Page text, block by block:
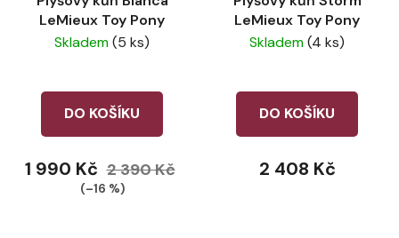
LeMieux Toy Pony
Skladem(5 ks)
DO KOŠÍKU
1 990 Kč 2 390 Kč
(–16 %)
LeMieux Toy Pony
Skladem(4 ks)
DO KOŠÍKU
2 408 Kč